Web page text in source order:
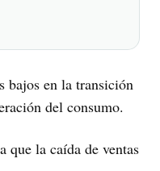
bajos en la transición
del consumo.
que la caída de ventas